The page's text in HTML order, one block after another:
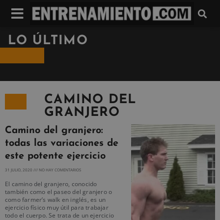
LO ÚLTIMO
CAMINO DEL
GRANJERO
Camino del granjero:
todas las variaciones de
este potente ejercicio
31 JULIO, 2020 NO HAY COMENTARIOS
El camino del granjero, conocido
también como el paseo del granjero o
como farmer’s walk en inglés, es un
ejercicio físico muy útil para trabajar
todo el cuerpo. Se trata de un ejercicio